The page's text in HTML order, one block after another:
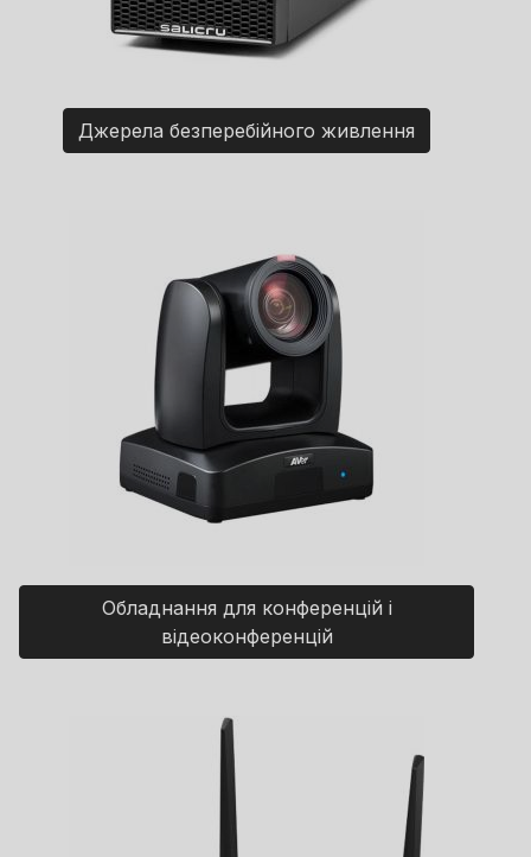
Джерела безперебійного живлення
Обладнання для конференцій і
відеоконференцій